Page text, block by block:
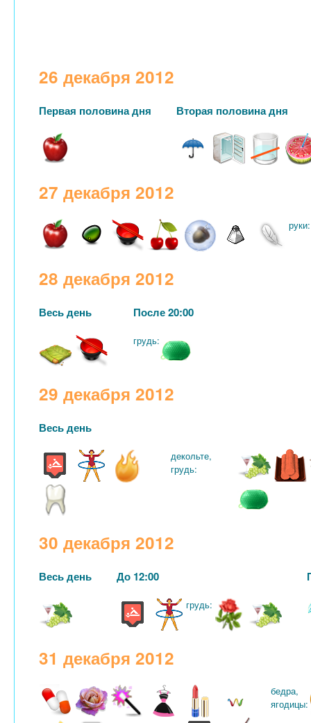
26 декабря 2012
Первая половина дня Вторая половина дня
27 декабря 2012
руки:
28 декабря 2012
Весь день После 20:00
грудь:
29 декабря 2012
Весь день
декольте,
грудь:
30 декабря 2012
Весь день До 12:00
грудь:
31 декабря 2012
бедра,
ягодицы: